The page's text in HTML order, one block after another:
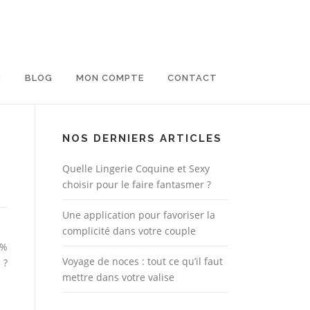
BLOG MON COMPTE CONTACT
NOS DERNIERS ARTICLES
Quelle Lingerie Coquine et Sexy
choisir pour le faire fantasmer ?
Une application pour favoriser la
complicité dans votre couple
Voyage de noces : tout ce qu’il faut
mettre dans votre valise